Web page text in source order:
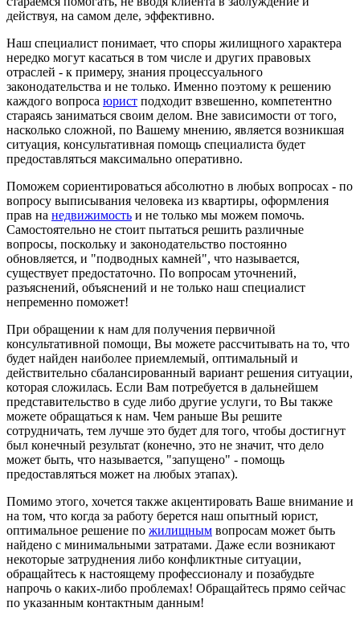
действуя, на самом деле, эффективно.
Наш специалист понимает, что споры жилищного характера
нередко могут касаться в том числе и других правовых
отраслей - к примеру, знания процессуального
законодательства и не только. Именно поэтому к решению
каждого вопроса юрист подходит взвешенно, компетентно
стараясь заниматься своим делом. Вне зависимости от того,
насколько сложной, по Вашему мнению, является возникшая
ситуация, консультативная помощь специалиста будет
предоставляться максимально оперативно.
Поможем сориентироваться абсолютно в любых вопросах - по
вопросу выписывания человека из квартиры, оформления
прав на недвижимость и не только мы можем помочь.
Самостоятельно не стоит пытаться решить различные
вопросы, поскольку и законодательство постоянно
обновляется, и "подводных камней", что называется,
существует предостаточно. По вопросам уточнений,
разъяснений, объяснений и не только наш специалист
непременно поможет!
При обращении к нам для получения первичной
консультативной помощи, Вы можете рассчитывать на то, что
будет найден наиболее приемлемый, оптимальный и
действительно сбалансированный вариант решения ситуации,
которая сложилась. Если Вам потребуется в дальнейшем
представительство в суде либо другие услуги, то Вы также
можете обращаться к нам. Чем раньше Вы решите
сотрудничать, тем лучше это будет для того, чтобы достигнут
был конечный результат (конечно, это не значит, что дело
может быть, что называется, "запущено" - помощь
предоставляться может на любых этапах).
Помимо этого, хочется также акцентировать Ваше внимание и
на том, что когда за работу берется наш опытный юрист,
оптимальное решение по жилищным вопросам может быть
найдено с минимальными затратами. Даже если возникают
некоторые затруднения либо конфликтные ситуации,
обращайтесь к настоящему профессионалу и позабудьте
напрочь о каких-либо проблемах! Обращайтесь прямо сейчас
по указанным контактным данным!